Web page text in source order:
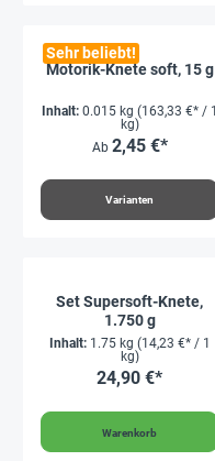
Sehr beliebt!
Motorik-Knete soft, 15 g
Inhalt: 0.015 kg (163,33 €* / 1
kg)
Ab 2,45 €*
Varianten
Set Supersoft-Knete,
1.750 g
Inhalt: 1.75 kg (14,23 €* / 1
kg)
24,90 €*
Warenkorb